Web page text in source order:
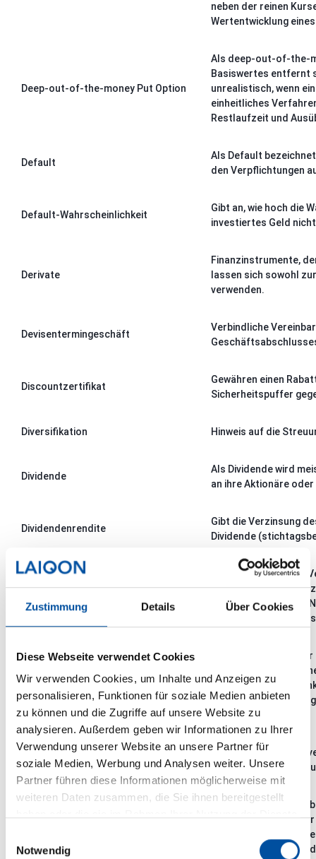
Zustimmung Details Über Cookies
Diese Webseite verwendet Cookies
Wir verwenden Cookies, um Inhalte und Anzeigen zu
personalisieren, Funktionen für soziale Medien anbieten
zu können und die Zugriffe auf unsere Website zu
analysieren. Außerdem geben wir Informationen zu Ihrer
Verwendung unserer Website an unsere Partner für
soziale Medien, Werbung und Analysen weiter. Unsere
Partner führen diese Informationen möglicherweise mit
weiteren Daten zusammen, die Sie ihnen bereitgestellt
Notwendig
neben der reinen
Wertentwicklung
Deep-out-of-the-money Put Option
Als deep-out-of-the-
Basiswertes entfernt
unrealistisch, wenn
einheitliches
Restlaufzeit und
Default
Als Default
den Verpflichtungen
Default-Wahrscheinlichkeit
Gibt an, wie hoch die
investiertes Geld
Derivate
Finanzinstrumente,
lassen sich sowohl
verwenden.
Devisentermingeschäft
Verbindliche
Discountzertifikat
Gewähren einen
Sicherheitspuffer
Diversifikation Hinweis auf die
Dividende
Als Dividende wird
an ihre Aktionäre
Dividendenrendite
Gibt die Verzinsung
Dividende
Laut der
wesentlichen Beitrag
zuwiderzulaufen (Do
auf Soziales und
Downside-Risiko
Prozentuales Maß
positiven
negativen
Wertpapier.
Drawdown
Bezeichnet den
um Risikopotentiale
Die Duration
Fondsvermögen
damit die Duration,
Duration ist